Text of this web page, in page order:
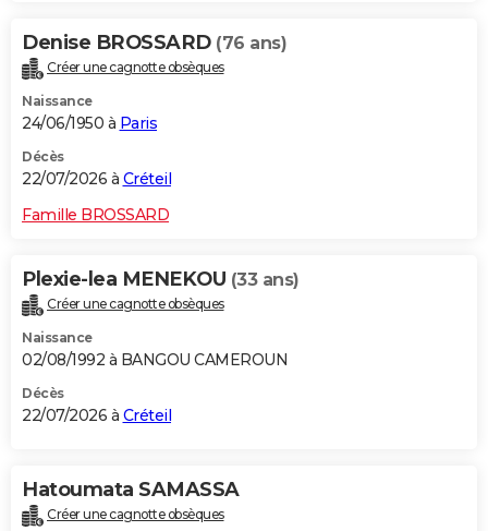
Denise BROSSARD (76 ans)
Créer une cagnotte obsèques
Naissance
24/06/1950 à Paris
Décès
22/07/2026 à Créteil
Famille BROSSARD
Plexie-lea MENEKOU (33 ans)
Créer une cagnotte obsèques
Naissance
02/08/1992 à BANGOU CAMEROUN
Décès
22/07/2026 à Créteil
Hatoumata SAMASSA
Créer une cagnotte obsèques